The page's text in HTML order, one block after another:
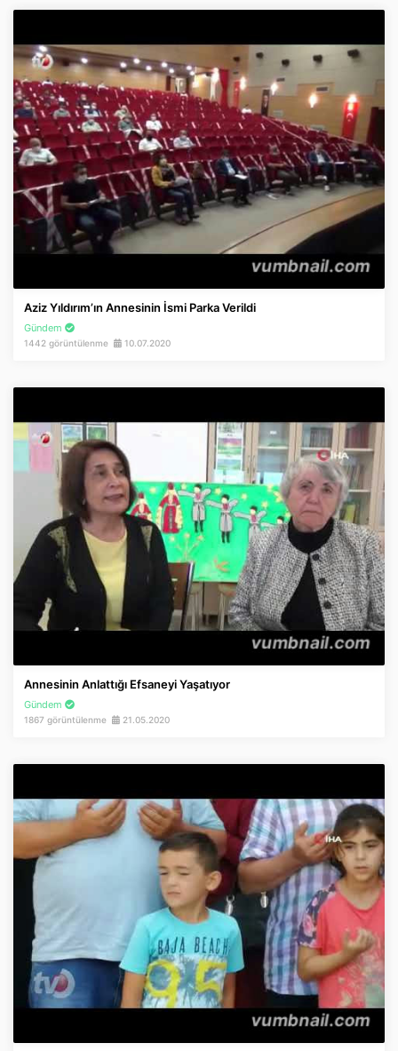
Aziz Yıldırım’ın Annesinin İsmi Parka Verildi
Gündem
1442 görüntülenme 10.07.2020
Annesinin Anlattığı Efsaneyi Yaşatıyor
Gündem
1867 görüntülenme 21.05.2020